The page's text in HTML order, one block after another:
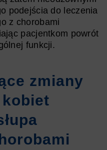
podejścia do leczenia
z chorobami
pacjentkom powrót
funkcji.
zmiany